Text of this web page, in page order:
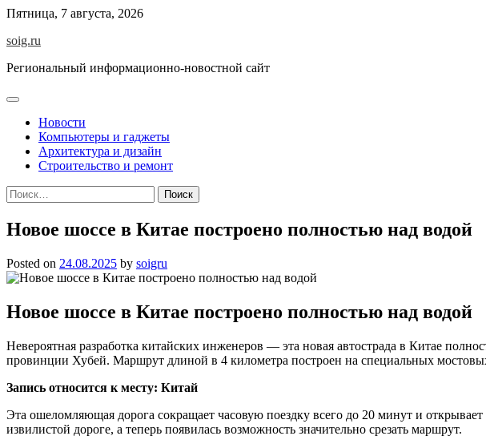
Skip
content
Пятница, 7 августа, 2026
soig.ru
Региональный информационно-новостной сайт
Новости
Компьютеры и гаджеты
Архитектура и дизайн
Строительство и ремонт
Найти:
Новое шоссе в Китае построено полностью над водой
Posted on 24.08.2025 by soigru
Новое шоссе в Китае построено полностью над водой
Невероятная разработка китайских инженеров — эта новая автострада в Китае
провинции Хубей. Маршрут длиной в 4 километра построен на специальных
Запись относится к месту: Китай
Эта ошеломляющая дорога сокращает часовую поездку всего до 20 минут и
извилистой дороге, а теперь появилась возможность значительно срезать маршрут.